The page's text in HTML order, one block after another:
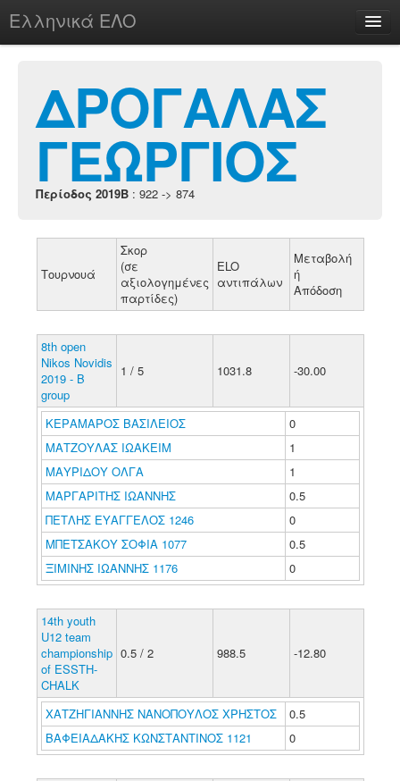
Ελληνικά ΕΛΟ
chesstu.be @ discord
Login
ΔΡΟΓΑΛΑΣ
ΓΕΩΡΓΙΟΣ
Περίοδος 2019B : 922 -> 874
Τουρνουά
Σκορ
(σε
αξιολογημένες
παρτίδες)
ELO
αντιπάλων
Μεταβολή
ή
Απόδοση
8th open
Nikos Novidis
2019 - B
group
1 / 5 1031.8 -30.00
ΚΕΡΑΜΑΡΟΣ ΒΑΣΙΛΕΙΟΣ
0
ΜΑΤΖΟΥΛΑΣ ΙΩΑΚΕΙΜ
1
ΜΑΥΡΙΔΟΥ ΟΛΓΑ
1
ΜΑΡΓΑΡΙΤΗΣ ΙΩΑΝΝΗΣ
0.5
ΠΕΤΛΗΣ ΕΥΑΓΓΕΛΟΣ 1246
0
ΜΠΕΤΣΑΚΟΥ ΣΟΦΙΑ 1077
0.5
ΞΙΜΙΝΗΣ ΙΩΑΝΝΗΣ 1176
0
14th youth
U12 team
championship
of ESSTH-
CHALK
0.5 / 2 988.5 -12.80
ΧΑΤΖΗΓΙΑΝΝΗΣ ΝΑΝΟΠΟΥΛΟΣ ΧΡΗΣΤΟΣ
0.5
ΒΑΦΕΙΑΔΑΚΗΣ ΚΩΝΣΤΑΝΤΙΝΟΣ 1121
0